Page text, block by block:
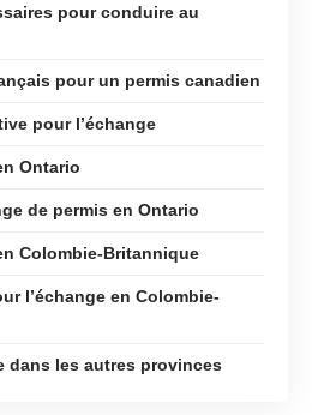
pour conduire au
pour un permis canadien
pour l’échange
Ontario
de permis en Ontario
Colombie-Britannique
l’échange en Colombie-
dans les autres provinces